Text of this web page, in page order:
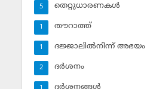
തെറ്റുധാരണകള്‍
5
തൗറാത്ത്
1
ദജ്ജാലില്‍നിന്ന് അഭയം
1
ദര്‍ശനം
2